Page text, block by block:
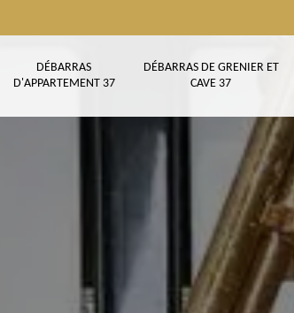
DÉBARRAS
D'APPARTEMENT 37
DÉBARRAS DE GRENIER ET
CAVE 37